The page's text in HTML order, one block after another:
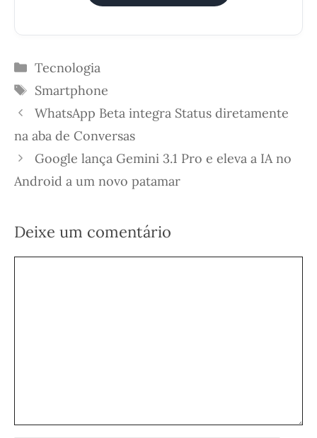
Categorias
Tecnologia
Etiquetas
Smartphone
WhatsApp Beta integra Status diretamente
na aba de Conversas
Google lança Gemini 3.1 Pro e eleva a IA no
Android a um novo patamar
Deixe um comentário